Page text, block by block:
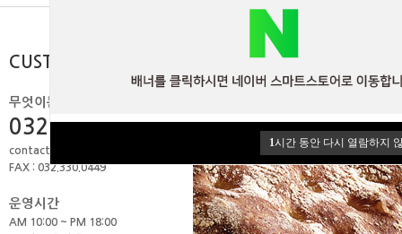
1시간 동안 다시 열람하지
CUSTOMER
무엇이든 물어보세요.
032.506.1979
contact@skyint.co.kr
FAX : 032.330.0449
운영시간
AM 10:00 ~ PM 18:00